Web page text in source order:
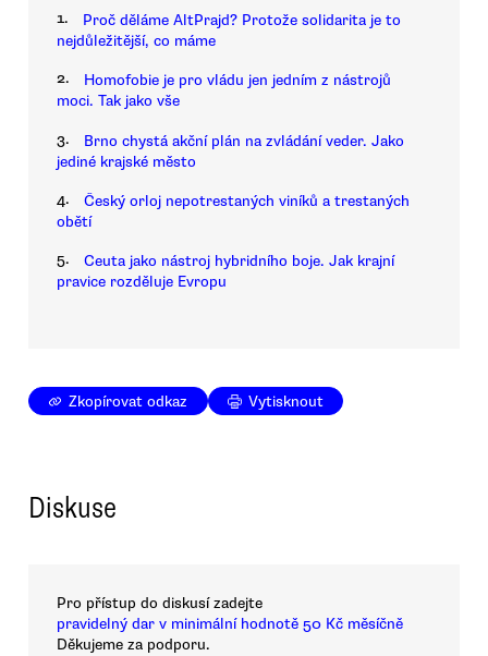
1.
Proč děláme AltPrajd? Protože solidarita je to
nejdůležitější, co máme
2.
Homofobie je pro vládu jen jedním z nástrojů
moci. Tak jako vše
3.
Brno chystá akční plán na zvládání veder. Jako
jediné krajské město
4.
Český orloj nepotrestaných viníků a trestaných
obětí
5.
Ceuta jako nástroj hybridního boje. Jak krajní
pravice rozděluje Evropu
Zkopírovat odkaz Vytisknout
Diskuse
Pro přístup do diskusí zadejte
pravidelný dar v minimální hodnotě 50 Kč měsíčně
Děkujeme za podporu.